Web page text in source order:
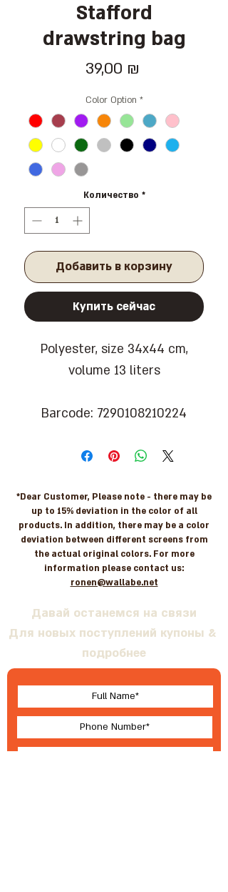
Stafford
drawstring bag
39,00 ₪
Color Option *
Количество *
Добавить в корзину
Купить сейчас
Polyester, size 34x44 cm,
volume 13 liters
Barcode: 7290108210224
*Dear Customer, Please note - there may be
up to 15% deviation in the color of all
products. In addition, there may be a color
deviation between different screens from
the actual original colors. For more
information please contact us:
ronen@wallabe.net
Давай останемся на связи
Для новых поступлений купоны &
подробнее